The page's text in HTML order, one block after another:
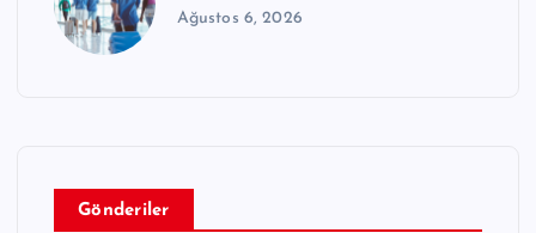
Ağustos 6, 2026
Gönderiler